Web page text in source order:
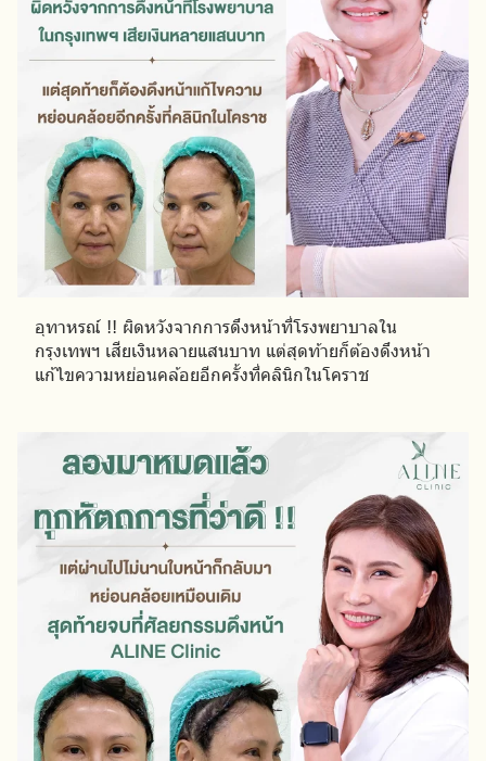
อุทาหรณ์ !! ผิดหวังจากการดึงหน้าที่โรงพยาบาลใน
กรุงเทพฯ เสียเงินหลายแสนบาท แต่สุดท้ายก็ต้องดึงหน้า
แก้ไขความหย่อนคล้อยอีกครั้งที่คลินิกในโคราช